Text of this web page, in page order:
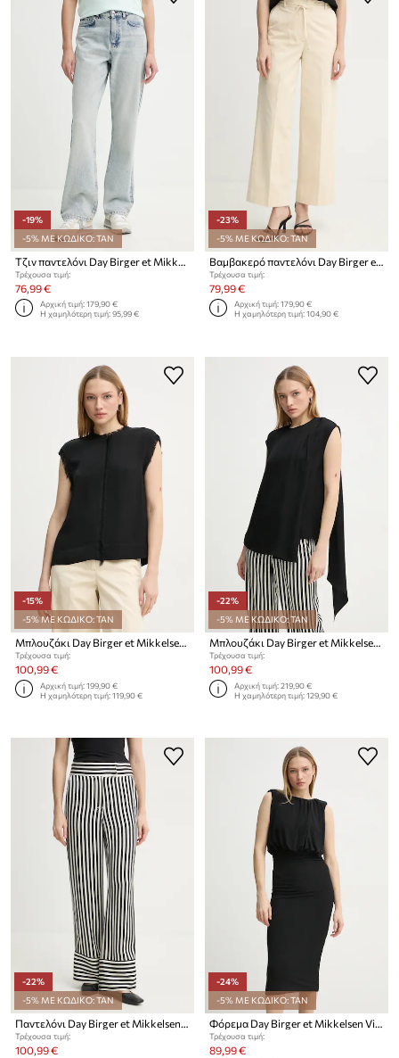
-19%
-5% ΜΕ ΚΩΔΙΚΟ: TAN
Τρέχουσα τιμή:
76,99 €
Αρχική τιμή:179,90 €
Η χαμηλότερη τιμή:95,99 €
-23%
-5% ΜΕ ΚΩΔΙΚΟ: TAN
Τρέχουσα τιμή:
79,99 €
Αρχική τιμή:179,90 €
Η χαμηλότερη τιμή:104,90 €
-15%
-5% ΜΕ ΚΩΔΙΚΟ: TAN
Μπλουζάκι Day Birger et Mikkelsen Lise
Τρέχουσα τιμή:
100,99 €
Αρχική τιμή:199,90 €
Η χαμηλότερη τιμή:119,90 €
-22%
-5% ΜΕ ΚΩΔΙΚΟ: TAN
Μπλουζάκι Day Birger et Mikkelsen Kehlani
Τρέχουσα τιμή:
100,99 €
Αρχική τιμή:219,90 €
Η χαμηλότερη τιμή:129,90 €
-22%
-5% ΜΕ ΚΩΔΙΚΟ: TAN
Παντελόνι Day Birger et Mikkelsen Gabin
Τρέχουσα τιμή:
100,99 €
-24%
-5% ΜΕ ΚΩΔΙΚΟ: TAN
Φόρεμα Day Birger et Mikkelsen Virgine
Τρέχουσα τιμή:
89,99 €